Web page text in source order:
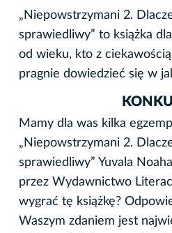
„Niepowstrzymani 2.
sprawiedliwy” to książka
od wieku, kto z
pragnie dowiedzieć się w
Mamy dla was kilka
„Niepowstrzymani 2.
sprawiedliwy” Yuvala
przez Wydawnictwo
wygrać tę książkę?
Waszym zdaniem jest